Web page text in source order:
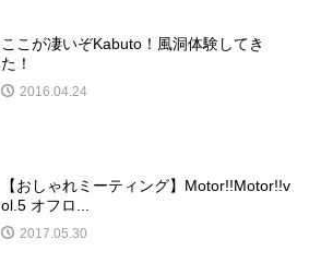
ここが凄いぞKabuto！風洞体験してき
た！
2016.04.24
【おしゃれミーティング】Motor!!Motor!!v
ol.5 オフロ...
2017.05.30